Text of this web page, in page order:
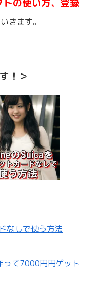
の使い方、登録
きます。
！＞
なしで使う方法
って7000円円ゲット